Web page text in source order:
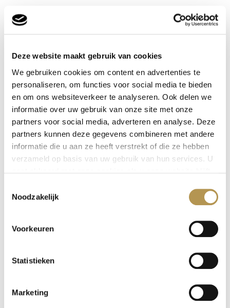
Deze website maakt gebruik van cookies
We gebruiken cookies om content en advertenties te
personaliseren, om functies voor social media te bieden
en om ons websiteverkeer te analyseren. Ook delen we
informatie over uw gebruik van onze site met onze
partners voor social media, adverteren en analyse. Deze
partners kunnen deze gegevens combineren met andere
informatie die u aan ze heeft verstrekt of die ze hebben
verzameld op basis van uw gebruik van hun services. U
Noodzakelijk
Voorkeuren
Statistieken
Marketing
Theatervoorstelling
‘Actieve voorbereiding
op het ouder worden’
20 / 07 / 2021
De Leyhoeve is actief deelnemer aan de regionale
toekomst. De regionale visie hierover is prachtig
verwoord in het visiedocument ‘Samen richting
ouderenzorg van de toekomst wordt in de loop
verzorgd. Dinsdagavond 6 juli vond de eerste
plaats met als thema: actieve voorbereiding op